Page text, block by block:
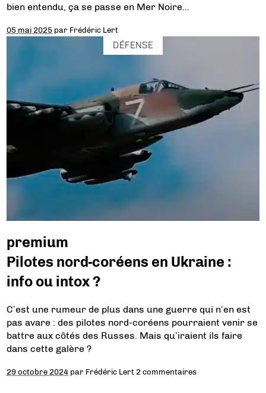
bien entendu, ça se passe en Mer Noire…
05 mai 2025 par Frédéric Lert
DÉFENSE
premium
Pilotes nord-coréens en Ukraine :
info ou intox ?
C’est une rumeur de plus dans une guerre qui n’en est
pas avare : des pilotes nord-coréens pourraient venir se
battre aux côtés des Russes. Mais qu’iraient ils faire
dans cette galère ?
29 octobre 2024 par Frédéric Lert 2 commentaires